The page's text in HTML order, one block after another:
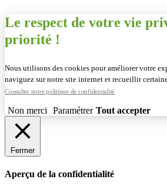
Le respect de votre vie
priorité !
Nous utilisons des cookies pour améliorer votre
naviguez sur notre site internet et recueillir
Consulter notre politique de confidentialité
Non merci Paramétrer Tout accepter
Fermer
Aperçu de la confidentialité